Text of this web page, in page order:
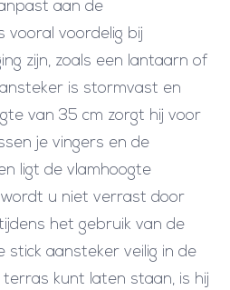
aan de
vooral voordelig bij
zijn, zoals een lantaarn of
is stormvast en
van 35 cm zorgt hij voor
je vingers en de
ligt de vlamhoogte
u niet verrast door
het gebruik van de
stick aansteker veilig in de
kunt laten staan, is hij